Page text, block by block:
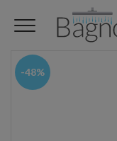
-48%